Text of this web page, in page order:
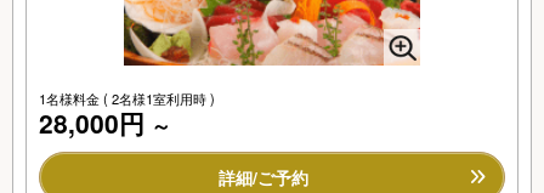
1名様料金( 2名様1室利用時 )
28,000円 ～
詳細/ご予約